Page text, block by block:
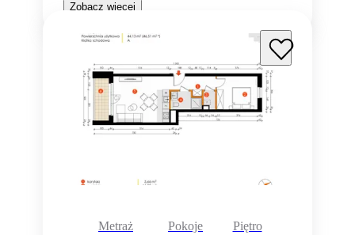
Zobacz więcej
Metraż
Pokoje
Piętro